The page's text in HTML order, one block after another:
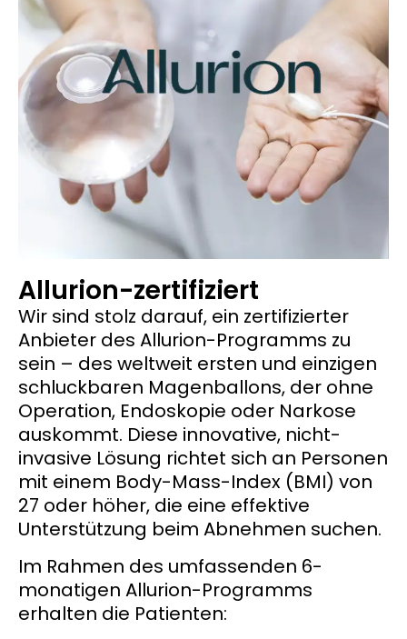
Allurion-zertifiziert
Wir sind stolz darauf, ein zertifizierter
Anbieter des Allurion-Programms zu
sein – des weltweit ersten und einzigen
schluckbaren Magenballons, der ohne
Operation, Endoskopie oder Narkose
auskommt. Diese innovative, nicht-
invasive Lösung richtet sich an Personen
mit einem Body-Mass-Index (BMI) von
27 oder höher, die eine effektive
Unterstützung beim Abnehmen suchen.
Im Rahmen des umfassenden 6-
monatigen Allurion-Programms
erhalten die Patienten: